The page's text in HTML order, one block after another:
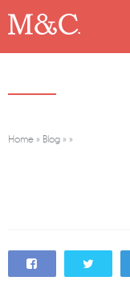
Home » Blog » »